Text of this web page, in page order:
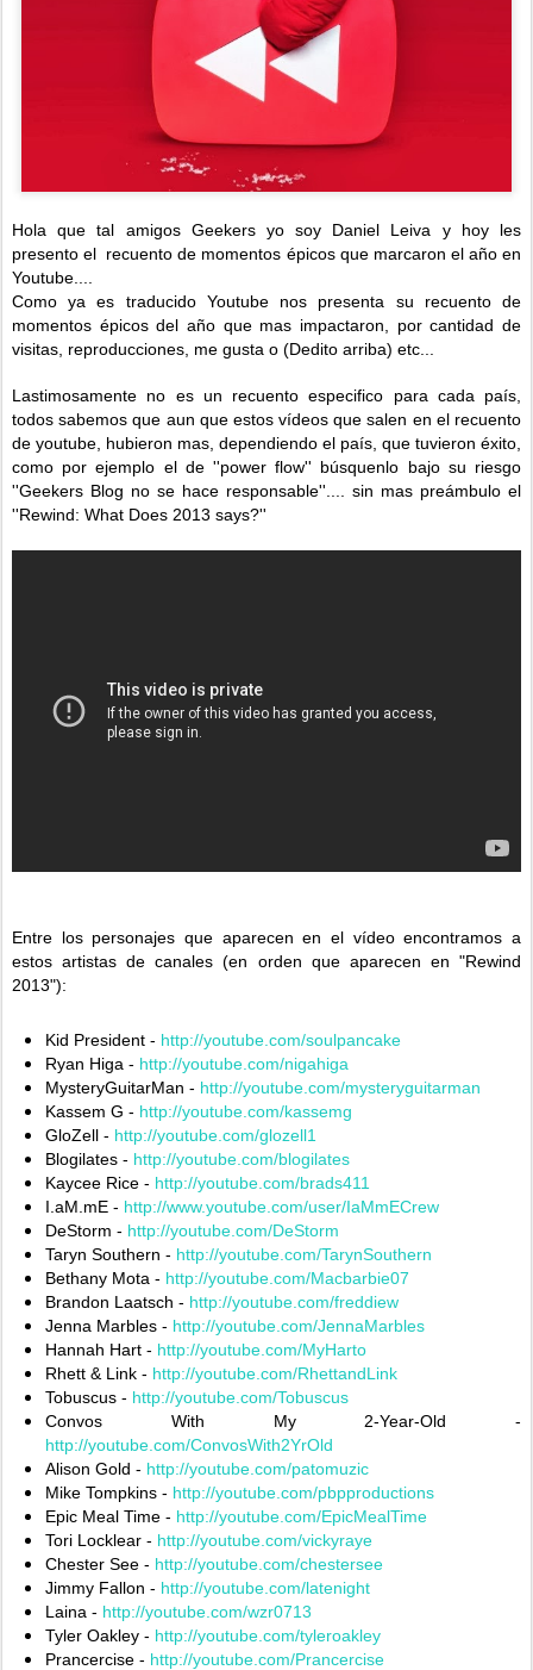
Hola que tal amigos Geekers yo soy Daniel Leiva y hoy les
presento el recuento de momentos épicos que marcaron el año en
Youtube....
Como ya es traducido Youtube nos presenta su recuento de
momentos épicos del año que mas impactaron, por cantidad de
visitas, reproducciones, me gusta o (Dedito arriba) etc...
Lastimosamente no es un recuento especifico para cada país,
todos sabemos que aun que estos vídeos que salen en el recuento
de youtube, hubieron mas, dependiendo el país, que tuvieron éxito,
como por ejemplo el de ''power flow'' búsquenlo bajo su riesgo
''Geekers Blog no se hace responsable''.... sin mas preámbulo el
''Rewind: What Does 2013 says?''
Entre los personajes que aparecen en el vídeo encontramos a
estos artistas de canales (en orden que aparecen en "Rewind
2013"):
Kid President - http://youtube.com/soulpancake
Ryan Higa - http://youtube.com/nigahiga
MysteryGuitarMan - http://youtube.com/mysteryguitarman
Kassem G - http://youtube.com/kassemg
GloZell - http://youtube.com/glozell1
Blogilates - http://youtube.com/blogilates
Kaycee Rice - http://youtube.com/brads411
I.aM.mE - http://www.youtube.com/user/IaMmECrew
DeStorm - http://youtube.com/DeStorm
Taryn Southern - http://youtube.com/TarynSouthern
Bethany Mota - http://youtube.com/Macbarbie07
Brandon Laatsch - http://youtube.com/freddiew
Jenna Marbles - http://youtube.com/JennaMarbles
Hannah Hart - http://youtube.com/MyHarto
Rhett & Link - http://youtube.com/RhettandLink
Tobuscus - http://youtube.com/Tobuscus
Convos With My 2-Year-Old -
http://youtube.com/ConvosWith2YrOld
Alison Gold - http://youtube.com/patomuzic
Mike Tompkins - http://youtube.com/pbpproductions
Epic Meal Time - http://youtube.com/EpicMealTime
Tori Locklear - http://youtube.com/vickyraye
Chester See - http://youtube.com/chestersee
Jimmy Fallon - http://youtube.com/latenight
Laina - http://youtube.com/wzr0713
Tyler Oakley - http://youtube.com/tyleroakley
Prancercise - http://youtube.com/Prancercise